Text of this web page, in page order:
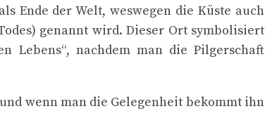
Ende der Welt, weswegen die Küste auch
genannt wird. Dieser Ort symbolisiert
Lebens“, nachdem man die Pilgerschaft
wenn man die Gelegenheit bekommt ihn